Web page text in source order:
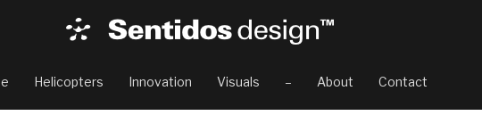
Helicopters Innovation Visuals – About Contact